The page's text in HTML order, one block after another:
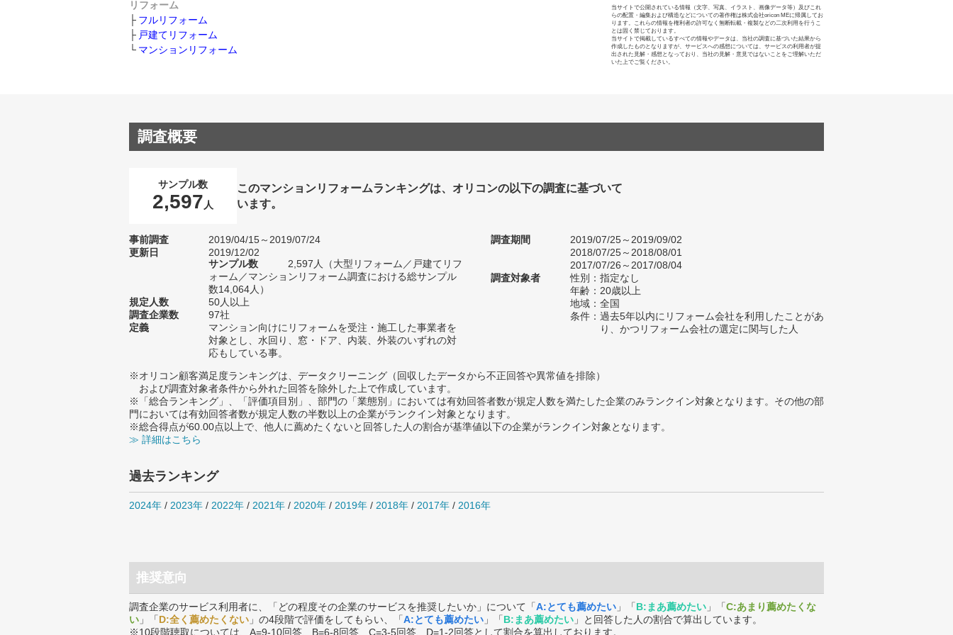
リフォーム
フルリフォーム
戸建てリフォーム
マンションリフォーム
当サイトで公開されている情報（文字、写真、イラスト、画像データ等）及びこれ
らの配置・編集および構造などについての著作権は株式会社oricon MEに帰属してお
ります。これらの情報を権利者の許可なく無断転載・複製などの二次利用を行うこ
とは固く禁じております。
当サイトで掲載しているすべての情報やデータは、当社の調査に基づいた結果から
作成したものとなりますが、サービスへの感想については、サービスの利用者が提
出された見解・感想となっており、当社の見解・意見ではないことをご理解いただ
いた上でご覧ください。
調査概要
サンプル数
2,597 人
このマンションリフォームランキングは、オリコンの以下の調査に基づいて
います。
事前調査
2019/04/15～2019/07/24
更新日
2019/12/02
サンプル数
2,597人（大型リフォーム／戸建てリフ
ォーム／マンションリフォーム調査における総サンプル
数14,064人）
規定人数
50人以上
調査企業数
97社
定義
マンション向けにリフォームを受注・施工した事業者を
対象とし、水回り、窓・ドア、内装、外装のいずれの対
応もしている事。
調査期間
2019/07/25～2019/09/02
2018/07/25～2018/08/01
2017/07/26～2017/08/04
調査対象者
性別：指定なし
年齢：20歳以上
地域：全国
条件：過去5年以内にリフォーム会社を利用したことがあ
り、かつリフォーム会社の選定に関与した人
※オリコン顧客満足度ランキングは、データクリーニング（回収したデータから不正回答や異常値を排除）
および調査対象者条件から外れた回答を除外した上で作成しています。
※「総合ランキング」、「評価項目別」、部門の「業態別」においては有効回答者数が規定人数を満たした企業のみランクイン対象となります。その他の部
門においては有効回答者数が規定人数の半数以上の企業がランクイン対象となります。
※総合得点が60.00点以上で、他人に薦めたくないと回答した人の割合が基準値以下の企業がランクイン対象となります。
≫ 詳細はこちら
過去ランキング
2024年 / 2023年 / 2022年 / 2021年 / 2020年 / 2019年 / 2018年 / 2017年 / 2016年
推奨意向
調査企業のサービス利用者に、「どの程度その企業のサービスを推奨したいか」について「A:とても薦めたい 」「B:まあ薦めたい 」「C:あまり薦めたくな
い 」「D:全く薦めたくない 」の4段階で評価をしてもらい、「A:とても薦めたい 」「B:まあ薦めたい 」と回答した人の割合で算出しています。
※10段階聴取については、A=9-10回答、B=6-8回答、C=3-5回答、D=1-2回答として割合を算出しております。